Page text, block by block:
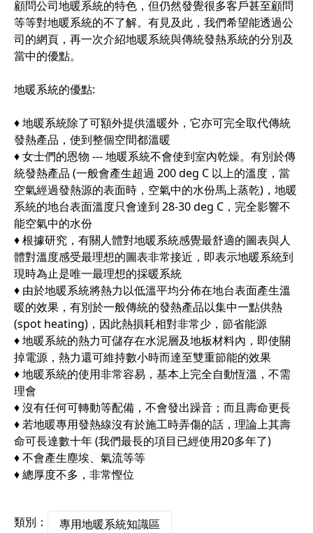
顧問公司地暖系統的特色，但仍然發覺很多客戶甚至顧問
等等對地暖系統的不了解。有見及此，我們希望能透過公
司的網頁，再一次介紹地暖系統與傳統發熱系統的分別及
當中的優點。
地暖系統的優點:
♦ 地暖系統除了可額外提供溫暖外，它亦可完全取代傳統
發熱產品，使到整個空間都溫暖
♦ 女士們的恩物 --- 地暖系統不會使到室內乾燥。有別於傳
統發熱產品 (一般會產生超過 200 deg C 以上的溫度，當
空氣經過發熱源的表面時，空氣中的水份馬上蒸乾)，地暖
系統的地台表面溫度只會達到 28-30 deg C，完全影響不
能空氣中的水份
♦ 根據研究，有關人體對地暖系統感覺最舒適的圖表與人
體對溫度感受最理想的圖表非常接近，即表示地暖系統到
現時為止是唯一最理想的採暖系統
♦ 由於地暖系統將熱力以低溫平均分佈在地台表面產生溫
暖的效果，有別於一般傳統的發熱產品以集中一點供熱
(spot heating)，因此熱損耗相對非常少，節省能源
♦ 地暖系統的熱力可儲存在水泥層及地板材料內，即使關
掉電源，熱力還可維持數小時而達至雙重節能的效果
♦ 地暖系統的使用非常容易，基本上完全自動恆溫，不需
理會
♦ 沒有任何可轉動等配備，不會發出躁音；而且壽命更長
♦ 若地暖專用發熱線沒有於施工時弄傷的話，理論上其壽
命可長達數十年 (我們最長的項目已經使用20多年了)
♦ 不會產生塵埃、氣流等等
♦ 總厚度不多，非常慳位
類別：
專用地暖系統知識區